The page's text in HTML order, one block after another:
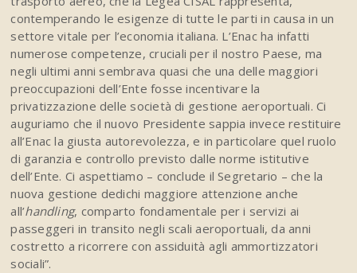
contemperando le esigenze di tutte le parti in causa in un
settore vitale per l’economia italiana. L’Enac ha infatti
numerose competenze, cruciali per il nostro Paese, ma
negli ultimi anni sembrava quasi che una delle maggiori
preoccupazioni dell’Ente fosse incentivare la
privatizzazione delle società di gestione aeroportuali. Ci
auguriamo che il nuovo Presidente sappia invece restituire
all’Enac la giusta autorevolezza, e in particolare quel ruolo
di garanzia e controllo previsto dalle norme istitutive
dell’Ente. Ci aspettiamo – conclude il Segretario – che la
nuova gestione dedichi maggiore attenzione anche
all’handling, comparto fondamentale per i servizi ai
passeggeri in transito negli scali aeroportuali, da anni
costretto a ricorrere con assiduità agli ammortizzatori
sociali”.